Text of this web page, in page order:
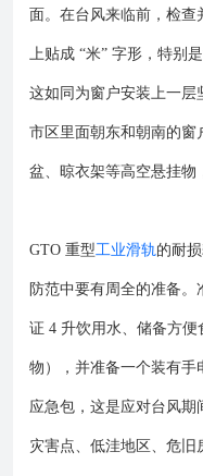
面。在台风来临前，检
上贴成 “米” 字形，特别
这如同为窗户安装上一层
市区里面朝东和朝南的窗
盆、晾衣架等高空悬挂物
GTO 重型工业滑轨的耐
防范中要有周全的准备
证 4 升饮用水、储备方
物），并准备一个装有手
应急包，这是应对台风期
灾害点、低洼地区、危